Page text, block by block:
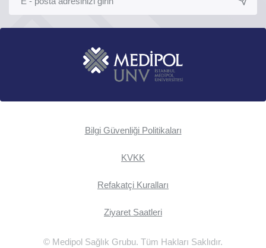
Bilgi Güvenliği Politikaları
KVKK
Refakatçi Kuralları
Ziyaret Saatleri
© Medipol Sağlık Grubu. Tüm Hakları Saklıdır.